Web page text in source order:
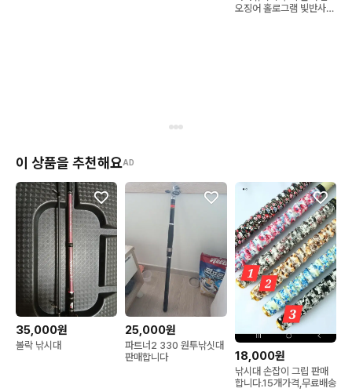
오징어 홀로그램 빛반사
이 상품을 추천해요AD
35,000원
볼락 낚시대
25,000원
파트너2 330 원투낚싯대
판매합니다
18,000원
낚시대 손잡이 그립 판매
합니다.15개가격,무료배송